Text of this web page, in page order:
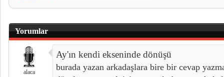
Yorumlar
alaca
Ay'ın kendi ekseninde dönüşü
burada yazan arkadaşlara bire bir cevap